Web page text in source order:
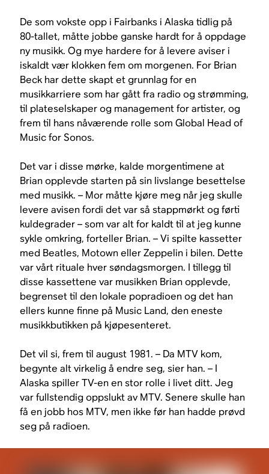
De som vokste opp i Fairbanks i Alaska tidlig på
80-tallet, måtte jobbe ganske hardt for å oppdage
ny musikk. Og mye hardere for å levere aviser i
iskaldt vær klokken fem om morgenen. For Brian
Beck har dette skapt et grunnlag for en
musikkarriere som har gått fra radio og strømming,
til plateselskaper og management for artister, og
frem til hans nåværende rolle som Global Head of
Music for Sonos.
Det var i disse mørke, kalde morgentimene at
Brian opplevde starten på sin livslange besettelse
med musikk. – Mor måtte kjøre meg når jeg skulle
levere avisen fordi det var så stappmørkt og førti
kuldegrader – som var alt for kaldt til at jeg kunne
sykle omkring, forteller Brian. – Vi spilte kassetter
med Beatles, Motown eller Zeppelin i bilen. Dette
var vårt rituale hver søndagsmorgen. I tillegg til
disse kassettene var musikken Brian opplevde,
begrenset til den lokale popradioen og det han
ellers kunne finne på Music Land, den eneste
musikkbutikken på kjøpesenteret.
Det vil si, frem til august 1981. – Da MTV kom,
begynte alt virkelig å endre seg, sier han. – I
Alaska spiller TV-en en stor rolle i livet ditt. Jeg
var fullstendig oppslukt av MTV. Senere skulle han
få en jobb hos MTV, men ikke før han hadde prøvd
seg på radioen.